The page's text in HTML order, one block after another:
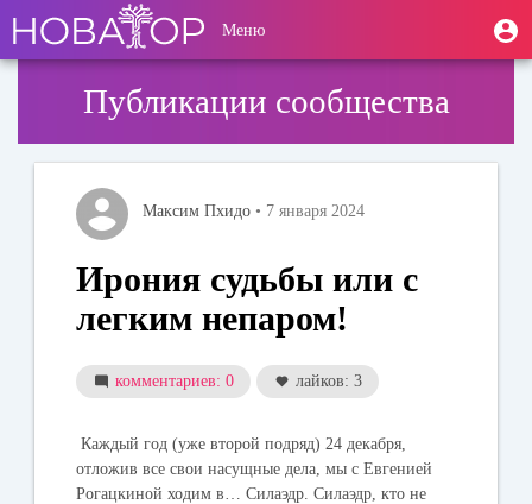
основному
содержанию
User
account
Меню
Публикации сообщества
Максим Пхидо • 7 января 2024
Ирония судьбы или с
легким непаром!
комментариев: 0 лайков: 3
Каждый год (уже второй подряд) 24 декабря,
отложив все свои насущные дела, мы с Евгенией
Рогацкиной ходим в… Силаэдр. Силаэдр, кто не